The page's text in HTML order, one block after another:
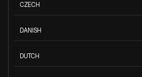
CZECH
DANISH
DUTCH